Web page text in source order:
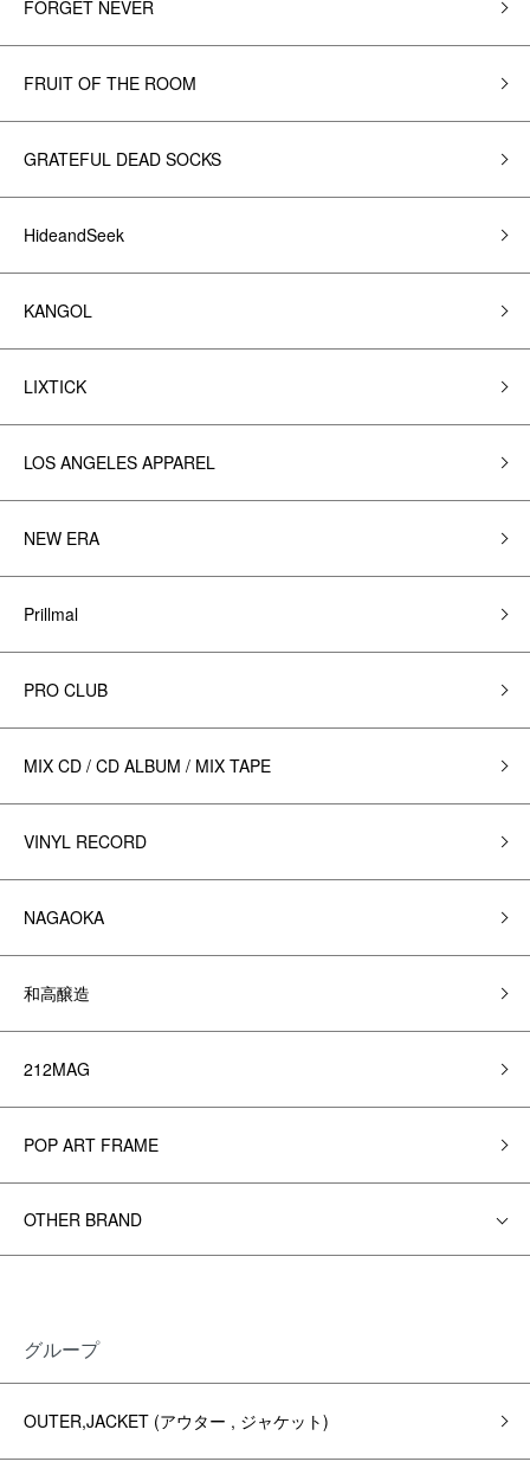
FORGET NEVER
FRUIT OF THE ROOM
GRATEFUL DEAD SOCKS
HideandSeek
KANGOL
LIXTICK
LOS ANGELES APPAREL
NEW ERA
Prillmal
PRO CLUB
MIX CD / CD ALBUM / MIX TAPE
VINYL RECORD
NAGAOKA
和高醸造
212MAG
POP ART FRAME
OTHER BRAND
グループ
OUTER,JACKET (アウター , ジャケット)